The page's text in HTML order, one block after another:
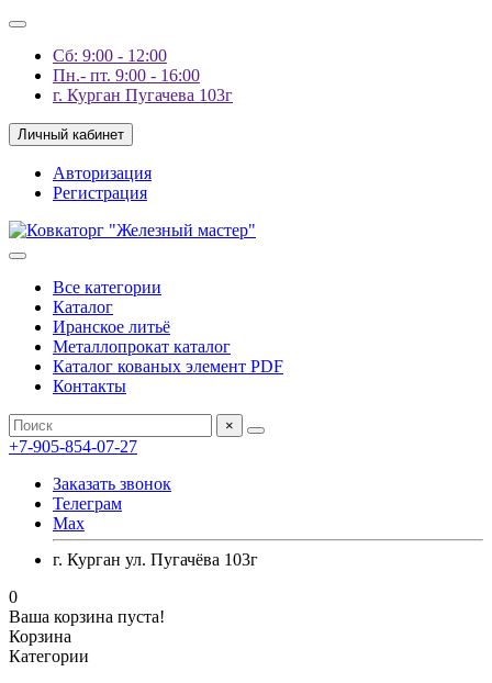
Сб: 9:00 - 12:00
Пн.- пт. 9:00 - 16:00
г. Курган Пугачева 103г
Личный кабинет
Авторизация
Регистрация
Все категории
Каталог
Иранское литьё
Металлопрокат каталог
Каталог кованых элемент PDF
Контакты
×
+7-905-854-07-27
Заказать звонок
Телеграм
Max
г. Курган ул. Пугачёва 103г
0
Ваша корзина пуста!
Корзина
Категории